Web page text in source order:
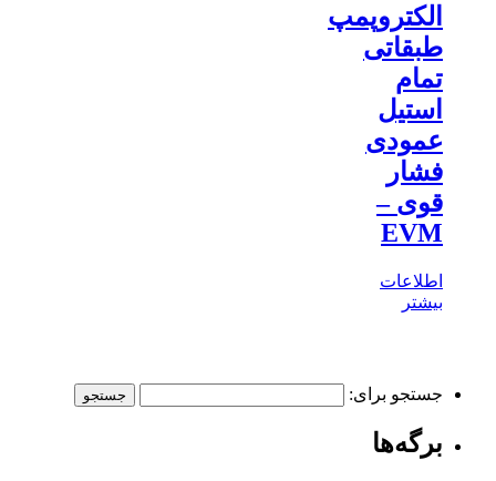
الکتروپمپ
طبقاتی
تمام
استیل
عمودی
فشار
قوی –
EVM
اطلاعات
بیشتر
جستجو برای:
برگه‌ها